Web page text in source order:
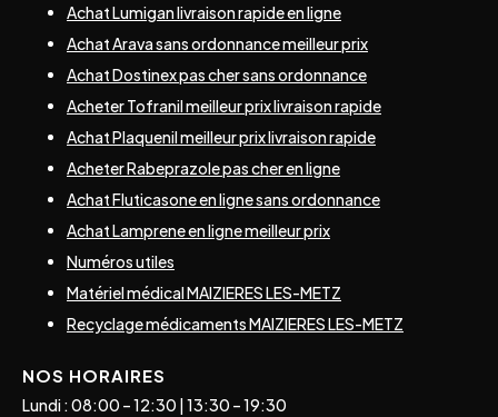
Achat Lumigan livraison rapide en ligne
Achat Arava sans ordonnance meilleur prix
Achat Dostinex pas cher sans ordonnance
Acheter Tofranil meilleur prix livraison rapide
Achat Plaquenil meilleur prix livraison rapide
Acheter Rabeprazole pas cher en ligne
Achat Fluticasone en ligne sans ordonnance
Achat Lamprene en ligne meilleur prix
Numéros utiles
Matériel médical MAIZIERES LES-METZ
Recyclage médicaments MAIZIERES LES-METZ
NOS HORAIRES
Lundi : 08:00 – 12:30 | 13:30 – 19:30